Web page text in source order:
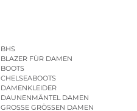
BHS
BLAZER FÜR DAMEN
BOOTS
CHELSEABOOTS
DAMENKLEIDER
DAUNENMÄNTEL DAMEN
GROSSE GRÖSSEN DAMEN